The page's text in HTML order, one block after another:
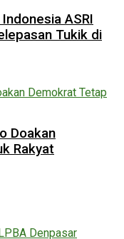
ASRI
Tukik di
Doakan
Rakyat